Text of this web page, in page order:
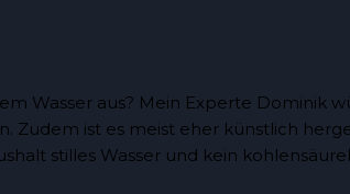
Wasser aus? Mein Experte
Zudem ist es meist eher künstlich
stilles Wasser und kein